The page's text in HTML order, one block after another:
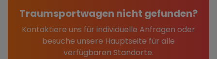
Traumsportwagen nicht gefunden?
Kontaktiere uns für individuelle Anfragen oder
besuche unsere Hauptseite für alle
verfügbaren Standorte.